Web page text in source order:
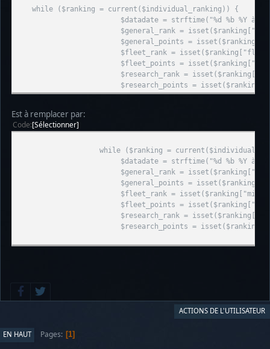
while ($ranking = current($individual_ranking)) {
$datadate = strftime("%d %b %Y à %Hh",
$general_rank = isset($ranking["general"]) ?
$general_points = isset($ranking["general"]) ?
$fleet_rank = isset($ranking["fleet"]) ?
$fleet_points = isset($ranking["fleet"]) ?
$research_rank = isset($ranking["research"]) ?
$research_points = isset($ranking["research"]) ?
Est à remplacer par:
Code Sélectionner
while ($ranking =
$datadate = strftime("%d %b %Y à %Hh",
$general_rank = isset($ranking["general"]) ?
$general_points = isset($ranking["general"]) ?
$fleet_rank = isset($ranking["military"]) ?
$fleet_points = isset($ranking["military"]) ?
$research_rank = isset($ranking["techno"]) ?
$research_points = isset($ranking["techno"]) ?
ACTIONS DE L'UTILISATEUR
EN HAUT Pages 1